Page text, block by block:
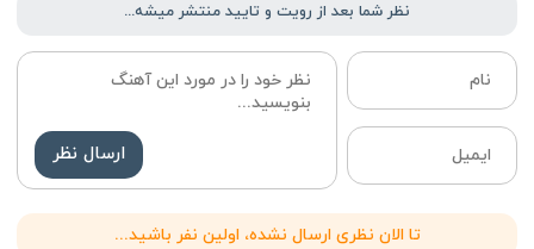
نظر شما بعد از رویت و تایید منتشر میشه...
ارسال نظر
تا الان نظری ارسال نشده، اولین نفر باشید...